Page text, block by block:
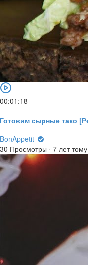
00:01:18
Готовим сырные тако
BonAppetit
30 Просмотры · 7 лет